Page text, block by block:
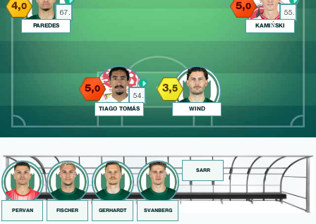
67.
4,0
PAREDES
55.
5,0
KAMIŃSKI
54.
5,0
TIAGO TOMÁS
3,5
WIND
PERVAN FISCHER GERHARDT SVANBERG
SARR